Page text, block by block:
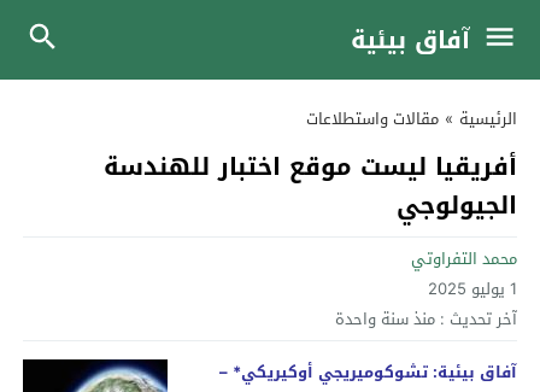
آفاق بيئية
الرئيسية » مقالات واستطلاعات
أفريقيا ليست موقع اختبار للهندسة
الجيولوجي
محمد التفراوتي
1 يوليو 2025
آخر تحديث : منذ سنة واحدة
آفاق بيئية: تشوكوميريجي أوكيريكي* –